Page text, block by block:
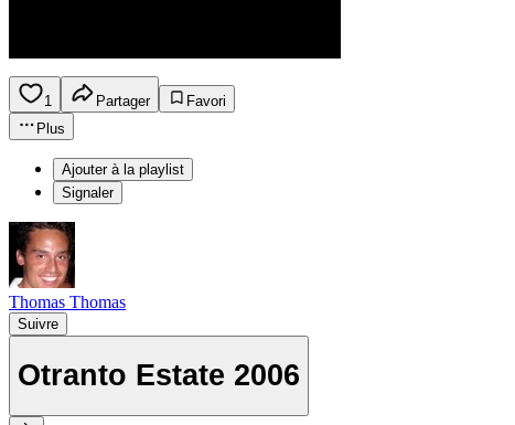
1 Partager
Favori
Plus
Ajouter à la playlist
Signaler
Thomas Thomas
Suivre
Otranto Estate 2006